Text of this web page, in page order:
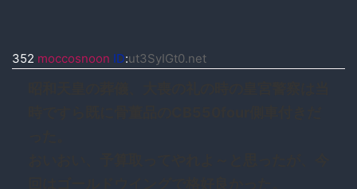
352 moccosnoon ID:ut3SyIGt0.net